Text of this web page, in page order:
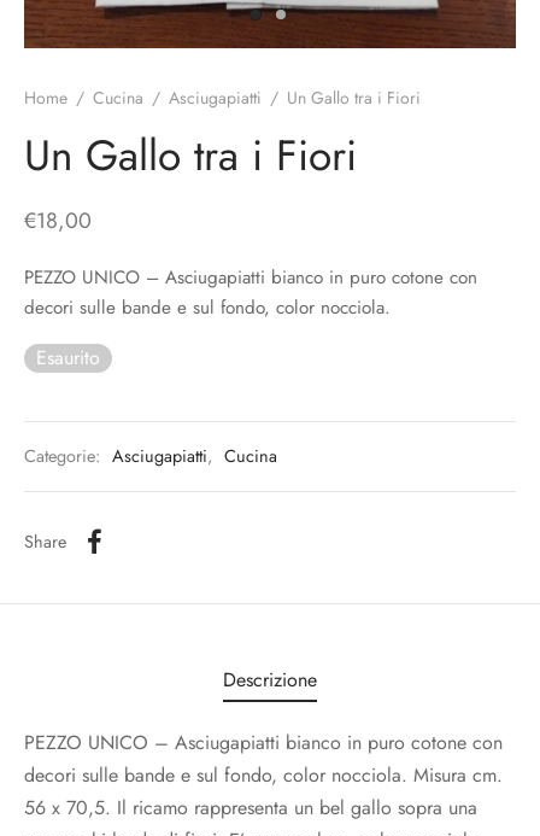
Home / Cucina / Asciugapiatti / Un Gallo tra i Fiori
Un Gallo tra i Fiori
€18,00
PEZZO UNICO – Asciugapiatti bianco in puro cotone con
decori sulle bande e sul fondo, color nocciola.
Esaurito
Categorie: Asciugapiatti, Cucina
Share
Descrizione
PEZZO UNICO – Asciugapiatti bianco in puro cotone con
decori sulle bande e sul fondo, color nocciola. Misura cm.
56 x 70,5. Il ricamo rappresenta un bel gallo sopra una
Copricandela
Bimbe